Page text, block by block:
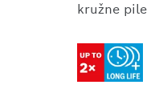
kružne pile